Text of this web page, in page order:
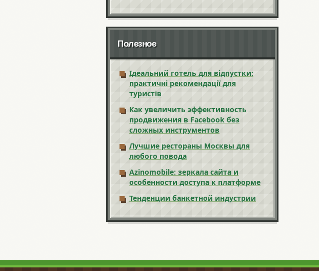
Полезное
Ідеальний готель для відпустки:
практичні рекомендації для
туристів
Как увеличить эффективность
продвижения в Facebook без
сложных инструментов
Лучшие рестораны Москвы для
любого повода
Azinomobile: зеркала сайта и
особенности доступа к платформе
Тенденции банкетной индустрии